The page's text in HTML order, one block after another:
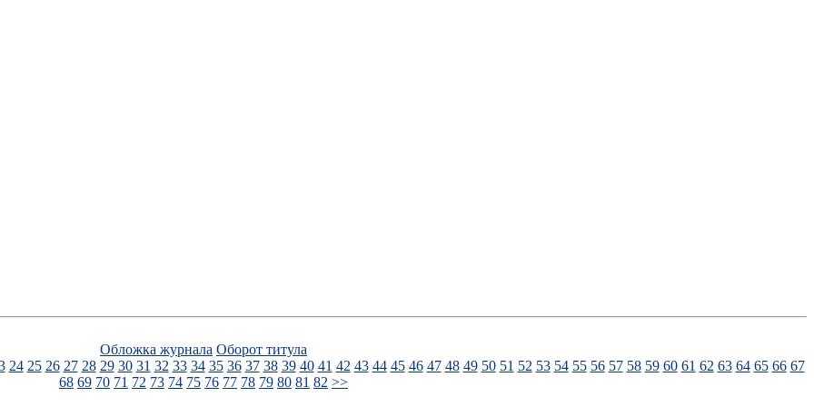
Обложка журнала Оборот титула
24 25 26 27 28 29 30 31 32 33 34 35 36 37 38 39 40 41 42 43 44 45 46 47 48 49 50 51 52 53 54 55 56 57 58 59 60 61 62 63 64 65 66 67
68 69 70 71 72 73 74 75 76 77 78 79 80 81 82 >>